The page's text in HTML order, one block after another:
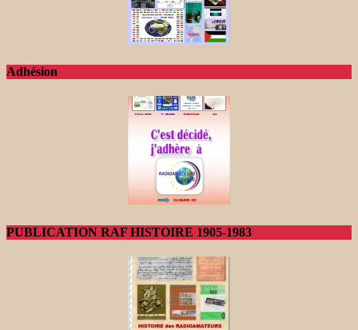
Adhésion
PUBLICATION RAF HISTOIRE 1905-1983